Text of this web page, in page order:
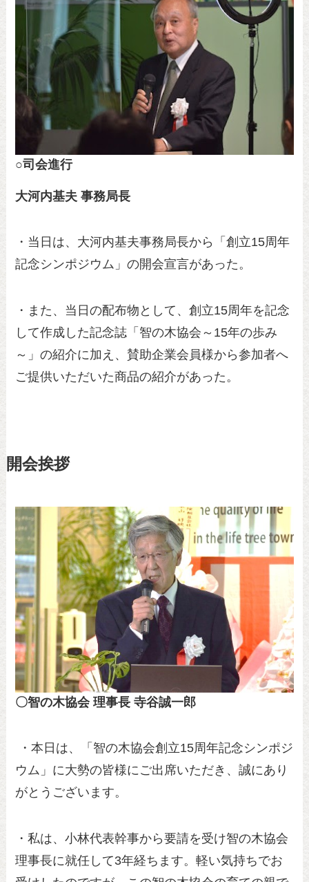
○司会進行
大河内基夫 事務局長
・当日は、大河内基夫事務局長から「創立15周年
記念シンポジウム」の開会宣言があった。
・また、当日の配布物として、創立15周年を記念
して作成した記念誌「智の木協会～15年の歩み
～」の紹介に加え、賛助企業会員様から参加者へ
ご提供いただいた商品の紹介があった。
開会挨拶
〇智の木協会 理事長 寺谷誠一郎
・本日は、「智の木協会創立15周年記念シンポジ
ウム」に大勢の皆様にご出席いただき、誠にあり
がとうございます。
・私は、小林代表幹事から要請を受け智の木協会
理事長に就任して3年経ちます。軽い気持ちでお